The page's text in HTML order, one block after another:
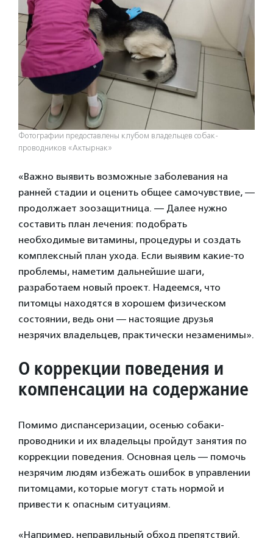
Фотографии предоставлены клубом владельцев собак-
проводников «Актырнак»
«Важно выявить возможные заболевания на
ранней стадии и оценить общее самочувствие, —
продолжает зоозащитница. — Далее нужно
составить план лечения: подобрать
необходимые витамины, процедуры и создать
комплексный план ухода. Если выявим какие-то
проблемы, наметим дальнейшие шаги,
разработаем новый проект. Надеемся, что
питомцы находятся в хорошем физическом
состоянии, ведь они — настоящие друзья
незрячих владельцев, практически незаменимы».
О коррекции поведения и
компенсации на содержание
Помимо диспансеризации, осенью собаки-
проводники и их владельцы пройдут занятия по
коррекции поведения. Основная цель — помочь
незрячим людям избежать ошибок в управлении
питомцами, которые могут стать нормой и
привести к опасным ситуациям.
«Например, неправильный обход препятствий.